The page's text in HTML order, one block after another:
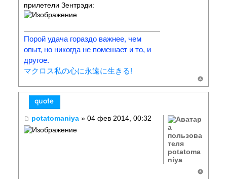
прилетели Зентрэди:
Порой удача гораздо важнее, чем
опыт, но никогда не помешает и то, и
другое.
マクロス私の心に永遠に生きる!
potatomaniya » 04 фев 2014, 00:32
potatoma
niya